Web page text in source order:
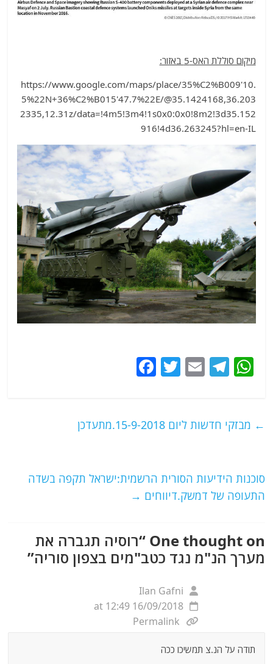
מיקום סוללת האס-5 באזור:
https://www.google.com/maps/place/35%C2%B009'10.
5%22N+36%C2%B015'47.7%22E/@35.1424168,36.203
2335,12.31z/data=!4m5!3m4!1s0x0:0x0!8m2!3d35.152
916!4d36.263245?hl=en-IL
W
s
p
T
g
E
l
T
er
e
o
k
← מבזקי חדשות ליום 15-9-2018.מתעדכן
סוכנות הידיעות הסורית הרשמית:ישראל תקפה בשדה
התעופה של דמשק.דיווחים →
One thought on “
רוסיה תגברה את
מערך הנ"מ נגד כטב"מים בצפון סוריה”
Ilan Gafni
16/09/2018 at 12:49
Permalink
תודה על הנ.צ תמשיכו ככה